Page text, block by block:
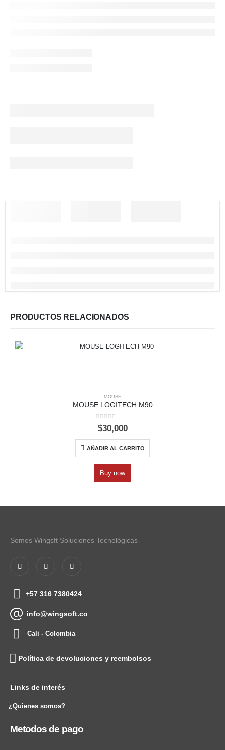
PRODUCTOS RELACIONADOS
MOUSE
MOUSE LOGITECH M90
0out of 5
$30,000
AÑADIR AL CARRITO
Buy now
Somos Wingsft Soluciones Tecnológicas
+57 316 7380424
info@wingsoft.co
Cali - Colombia
Política de devoluciones y reembolsos
Links de interés
¿Quienes somos?
Metodos de pago